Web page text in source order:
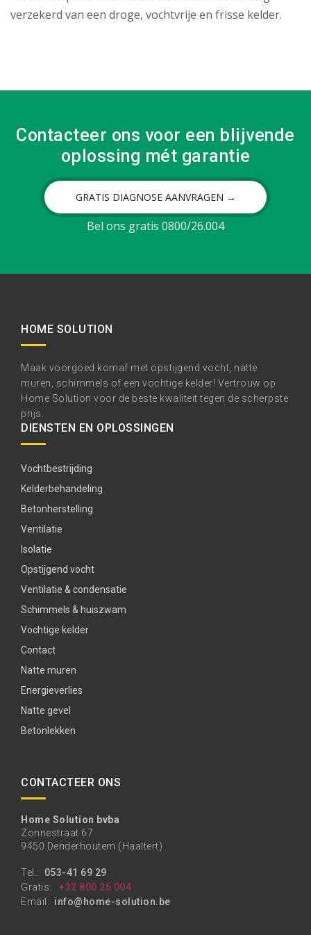
verzekerd van een droge, vochtvrije en frisse kelder.
Contacteer ons voor een blijvende
oplossing mét garantie
GRATIS DIAGNOSE AANVRAGEN →
Bel ons gratis 0800/26.004
HOME SOLUTION
Maak voorgoed komaf met opstijgend vocht, natte
muren, schimmels of een vochtige kelder! Vertrouw op
Home Solution voor de beste kwaliteit tegen de scherpste
prijs.
DIENSTEN EN OPLOSSINGEN
Vochtbestrijding
Kelderbehandeling
Betonherstelling
Ventilatie
Isolatie
Opstijgend vocht
Ventilatie & condensatie
Schimmels & huiszwam
Vochtige kelder
Contact
Natte muren
Energieverlies
Natte gevel
Betonlekken
CONTACTEER ONS
Home Solution bvba
Zonnestraat 67
9450 Denderhoutem (Haaltert)
Tel.: 053-41 69 29
Gratis:
+32 800 26 004
Email: info@home-solution.be